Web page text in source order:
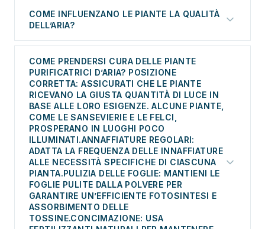
COME INFLUENZANO LE PIANTE LA QUALITÀ
DELL’ARIA?
Le piante da interno non solo decorano i nostri
spazi, ma hanno anche la capacità di migliorare la
qualità dell’aria grazie alla fotosintesi e ai loro
meccanismi naturali di filtraggio. Durante la
fotosintesi, le piante assorbono anidride carbonica e
producono ossigeno, eliminando al contempo
sostanze nocive presenti nell’aria, come
formaldeide, benzene, toluene e tricloroetilene.
Questo processo, noto come fitodepurazione,
rende le piante dei veri e propri filtri naturali per
l’aria.
COME PRENDERSI CURA DELLE PIANTE
PURIFICATRICI D’ARIA? POSIZIONE
CORRETTA: ASSICURATI CHE LE PIANTE
RICEVANO LA GIUSTA QUANTITÀ DI LUCE IN
BASE ALLE LORO ESIGENZE. ALCUNE PIANTE,
COME LE SANSEVIERIE E LE FELCI,
PROSPERANO IN LUOGHI POCO
ILLUMINATI.ANNAFFIATURE REGOLARI:
ADATTA LA FREQUENZA DELLE INNAFFIATURE
ALLE NECESSITÀ SPECIFICHE DI CIASCUNA
PIANTA.PULIZIA DELLE FOGLIE: MANTIENI LE
FOGLIE PULITE DALLA POLVERE PER
GARANTIRE UN’EFFICIENTE FOTOSINTESI E
ASSORBIMENTO DELLE
TOSSINE.CONCIMAZIONE: USA